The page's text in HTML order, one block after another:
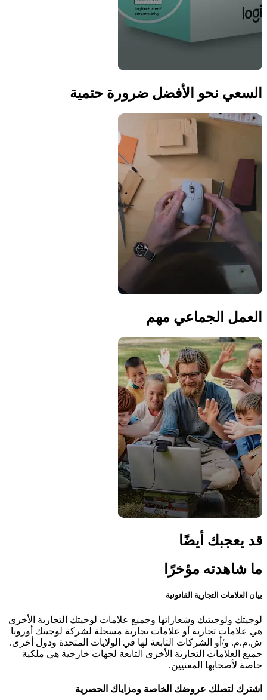
السعي نحو الأفضل ضرورة حتمية
العمل الجماعي مهم
قد يعجبك أيضًا
ما شاهدته مؤخرًا
بيان العلامات التجارية القانونية
لوجيتك ولوجيتيك وشعاراتها وجميع علامات لوجيتك التجارية الأخرى
هي علامات تجارية أو علامات تجارية مسجلة لشركة لوجيتك أوروبا
ش.م.م. و/أو الشركات التابعة لها في الولايات المتحدة ودول أخرى.
جميع العلامات التجارية الأخرى التابعة لجهات خارجية هي ملكية
خاصة لأصحابها المعنيين.
اشترك لتصلك عروضك الخاصة ومزاياك الحصرية